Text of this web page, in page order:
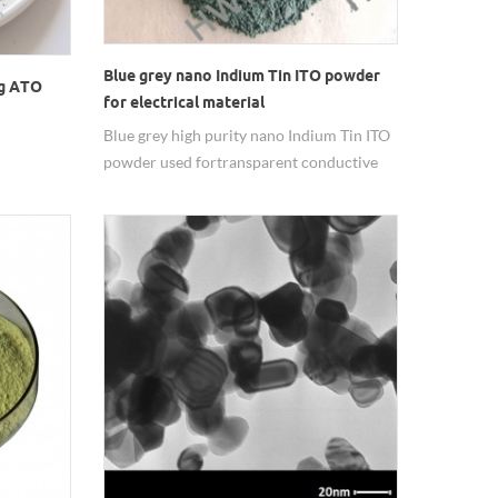
ATO
Blue grey nano Indium Tin ITO powder
for electrical material
Blue grey high purity nano Indium Tin ITO
powder used for transparent conductive